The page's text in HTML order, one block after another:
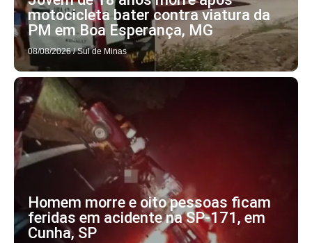
motocicleta bater contra viatura da
PM em Boa Esperança, MG
08/08/2026 / Sul de Minas
Homem morre e oito pessoas ficam
feridas em acidente na SP-171, em
Cunha, SP